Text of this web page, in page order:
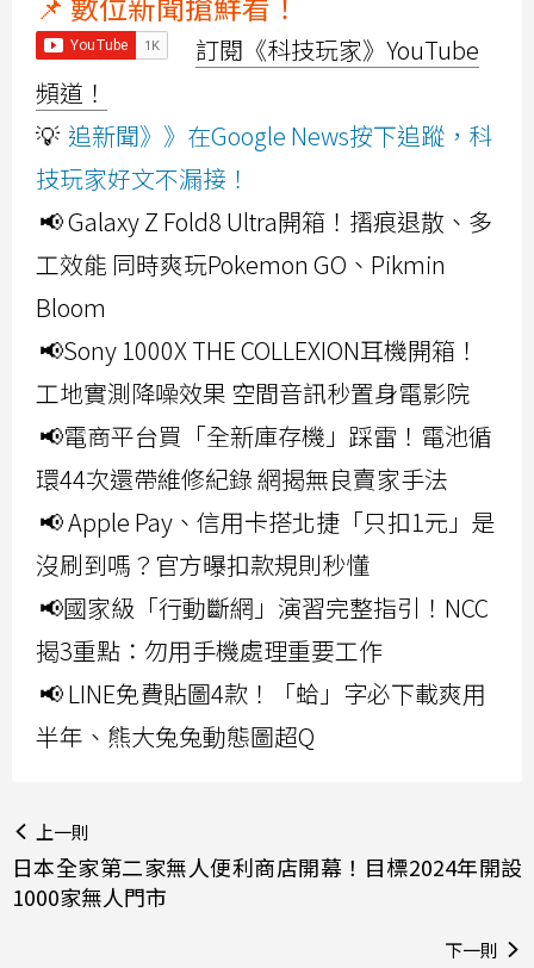
訂閱《科技玩家》YouTube
頻道！
💡 追新聞》》在Google News按下追蹤，科
技玩家好文不漏接！
📢 Galaxy Z Fold8 Ultra開箱！摺痕退散、多
工效能 同時爽玩Pokemon GO、Pikmin
Bloom
📢Sony 1000X THE COLLEXION耳機開箱！
工地實測降噪效果 空間音訊秒置身電影院
📢電商平台買「全新庫存機」踩雷！電池循
環44次還帶維修紀錄 網揭無良賣家手法
📢 Apple Pay、信用卡搭北捷「只扣1元」是
沒刷到嗎？官方曝扣款規則秒懂
📢國家級「行動斷網」演習完整指引！NCC
揭3重點：勿用手機處理重要工作
📢 LINE免費貼圖4款！「蛤」字必下載爽用
半年、熊大兔兔動態圖超Q
上一則
日本全家第二家無人便利商店開幕！目標2024年開設
1000家無人門市
下一則